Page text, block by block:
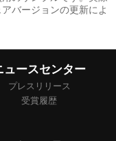
バージョンの更新によ
ュースセンター
プレスリリース
受賞履歴